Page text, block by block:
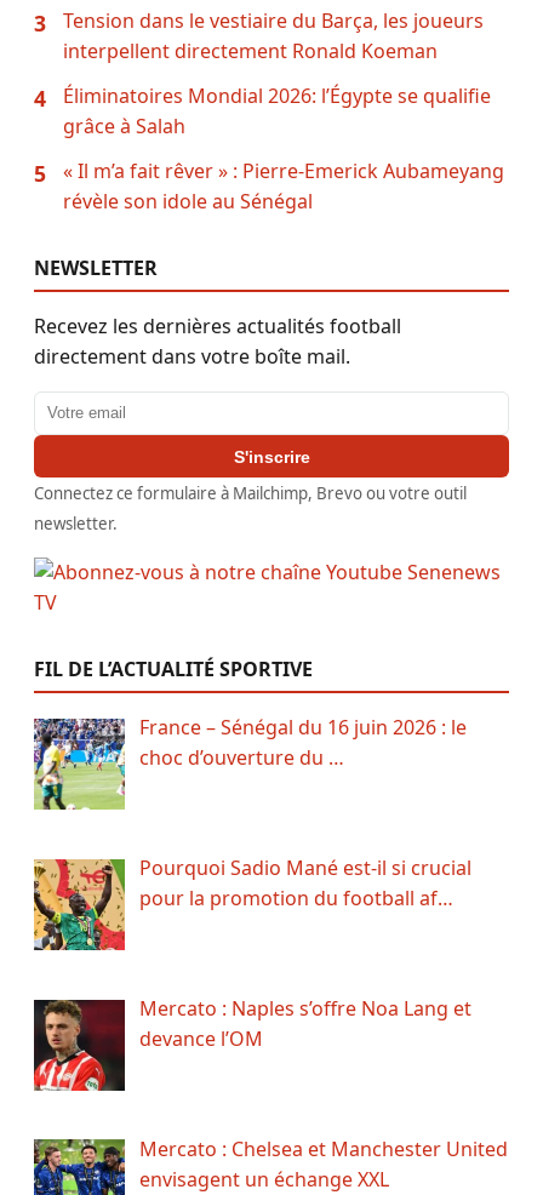
3
Tension dans le vestiaire du Barça, les joueurs
interpellent directement Ronald Koeman
4
Éliminatoires Mondial 2026: l’Égypte se qualifie
grâce à Salah
5
« Il m’a fait rêver » : Pierre-Emerick Aubameyang
révèle son idole au Sénégal
NEWSLETTER
Recevez les dernières actualités football
directement dans votre boîte mail.
Adresse email
S'inscrire
Connectez ce formulaire à Mailchimp, Brevo ou votre outil
newsletter.
FIL DE L’ACTUALITÉ SPORTIVE
France – Sénégal du 16 juin 2026 : le
choc d’ouverture du …
Pourquoi Sadio Mané est-il si crucial
pour la promotion du football af…
Mercato : Naples s’offre Noa Lang et
devance l’OM
Mercato : Chelsea et Manchester United
envisagent un échange XXL